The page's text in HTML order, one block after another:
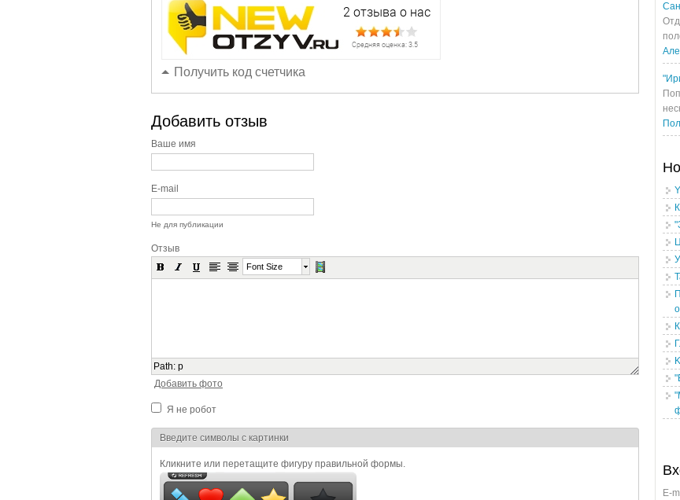
Получить код счетчика
Добавить отзыв
Ваше имя
E-mail
Не для публикации
Отзыв
Font Size
Path: p
Добавить фото
Я не робот
Я спамер
Введите символы с картинки
Кликните или перетащите фигуру правильной формы.
E-